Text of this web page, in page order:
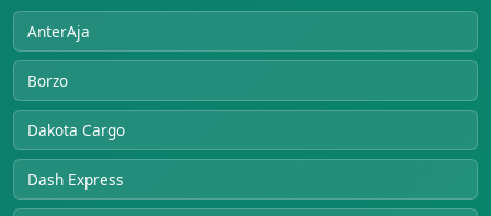
AnterAja
Borzo
Dakota Cargo
Dash Express